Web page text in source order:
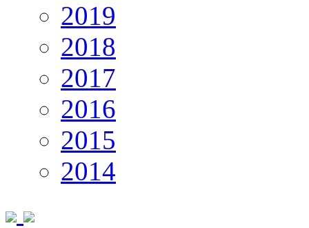
2019
2018
2017
2016
2015
2014